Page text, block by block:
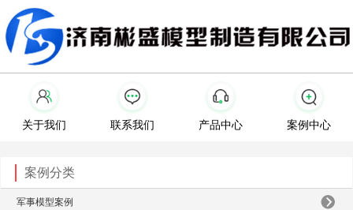
关于我们 联系我们 产品中心 案例中心
案例分类
军事模型案例